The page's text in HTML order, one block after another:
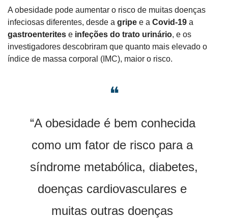
A obesidade pode aumentar o risco de muitas doenças
infeciosas diferentes, desde a gripe e a Covid-19
gastroenterites e infeções do trato urinário, e os
investigadores descobriram que quanto mais elevado o
índice de massa corporal (IMC), maior o risco.
❝
“A obesidade é bem conhecida
como um fator de risco para a
síndrome metabólica, diabetes,
doenças cardiovasculares e
muitas outras doenças